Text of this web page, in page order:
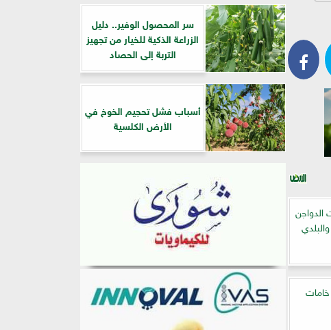
الدواجن
سر المحصول الوفير.. دليل
الزراعة الذكية للخيار من تجهيز
التربة إلى الحصاد
أسباب فشل تحجيم الخوخ في
الأرض الكلسية